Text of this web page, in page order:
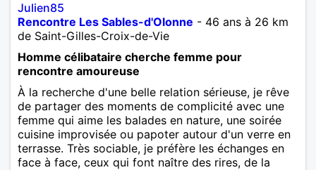
Julien85
Rencontre Les Sables-d'Olonne - 46 ans à 26 km
de Saint-Gilles-Croix-de-Vie
Homme célibataire cherche femme pour
rencontre amoureuse
À la recherche d'une belle relation sérieuse, je rêve
de partager des moments de complicité avec une
femme qui aime les balades en nature, une soirée
cuisine improvisée ou papoter autour d'un verre en
terrasse. Très sociable, je préfère les échanges en
face à face, ceux qui font naître des rires, de la